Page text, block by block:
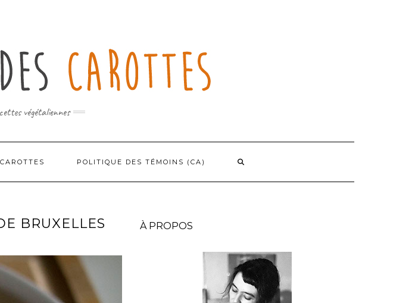
végétaliennes
POLITIQUE DES TÉMOINS (CA)
BRUXELLES
À PROPOS